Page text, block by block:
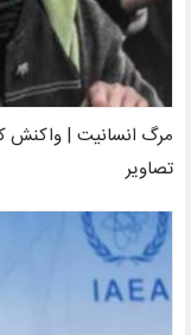
مرگ انسانیت | واکنش
تصاویر